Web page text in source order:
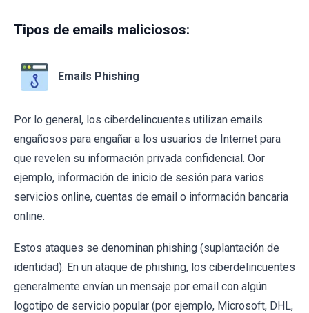
Tipos de emails maliciosos:
Emails Phishing
Por lo general, los ciberdelincuentes utilizan emails
engañosos para engañar a los usuarios de Internet para
que revelen su información privada confidencial. Oor
ejemplo, información de inicio de sesión para varios
servicios online, cuentas de email o información bancaria
online.
Estos ataques se denominan phishing (suplantación de
identidad). En un ataque de phishing, los ciberdelincuentes
generalmente envían un mensaje por email con algún
logotipo de servicio popular (por ejemplo, Microsoft, DHL,